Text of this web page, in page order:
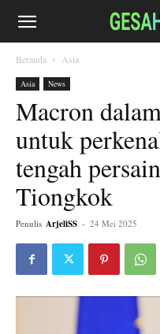
Beranda Asia
Asia News
Macron
untuk
tengah
Tiongkok
Penulis ArjeliSS - 24 Mei 2025